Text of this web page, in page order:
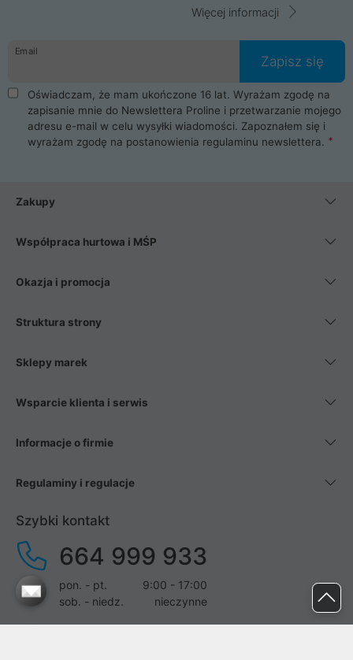
Więcej informacji
Email
Zapisz się
Oświadczam, że mam ukończone 16 lat. Wyrażam zgodę na
zapisanie mnie do Newslettera Proline i przetwarzanie mojego
adresu e-mail w celu wysyłki wiadomości. Zapoznałem się i
wyrażam zgodę na postanowienia regulaminu newslettera.
Zakupy
Współpraca hurtowa i MŚP
Okazja i promocja
Struktura strony
Sklepy marek
Wsparcie klienta i serwis
Informacje o firmie
Regulaminy i regulacje
Szybki kontakt
664 999 933
pon. - pt.
9:00 - 17:00
sob. - niedz.
nieczynne